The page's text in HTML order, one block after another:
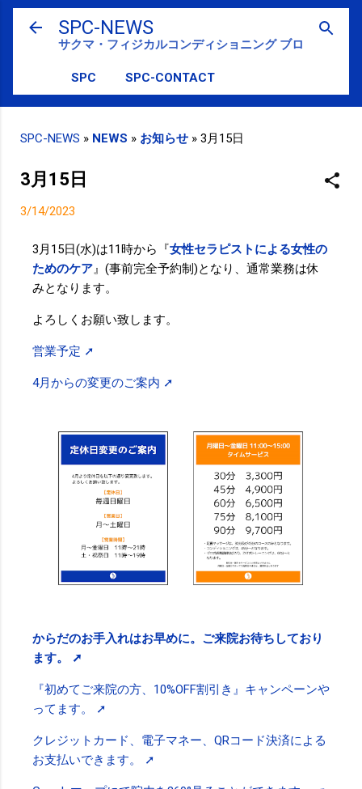
スキップしてメイン コンテンツに移動
SPC-NEWS
サクマ・フィジカルコンディショニング ブログ
SPC SPC-CONTACT
SPC-NEWS » NEWS » お知らせ » 3月15日
3月15日
3/14/2023
3月15日(水)は11時から『女性セラピストによる女性の
ためのケア 』(事前完全予約制)となり、通常業務は休
みとなります。
よろしくお願い致します。
営業予定 ➚
4月からの変更のご案内 ➚
からだのお手入れはお早めに。ご来院お待ちしており
ます。 ➚
『初めてご来院の方、10%OFF割引き』キャンペーンや
ってます。 ➚
クレジットカード、電子マネー、QRコード決済による
お支払いできます。 ➚